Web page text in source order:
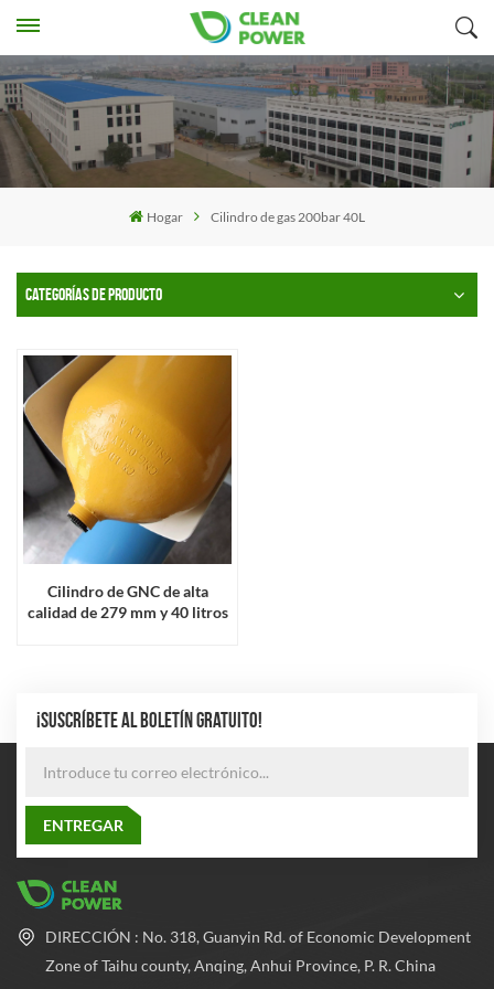
Hogar Cilindro de gas 200bar 40L
CATEGORÍAS DE PRODUCTO
Cilindro de GNC de alta
calidad de 279 mm y 40 litros
¡SUSCRÍBETE AL BOLETÍN GRATUITO!
DIRECCIÓN : No. 318, Guanyin Rd. of Economic Development
Zone of Taihu county, Anqing, Anhui Province, P. R. China